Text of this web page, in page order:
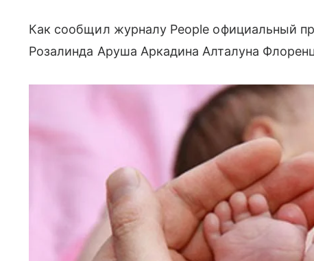
Как сообщил журналу People официальный
Розалинда Аруша Аркадина Алталуна